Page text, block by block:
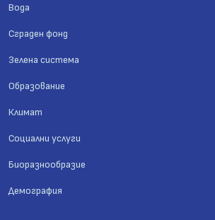
Вода
Сграден фонд
Зелена система
Образование
Климат
Социални услуги
Биоразнообразие
Демография